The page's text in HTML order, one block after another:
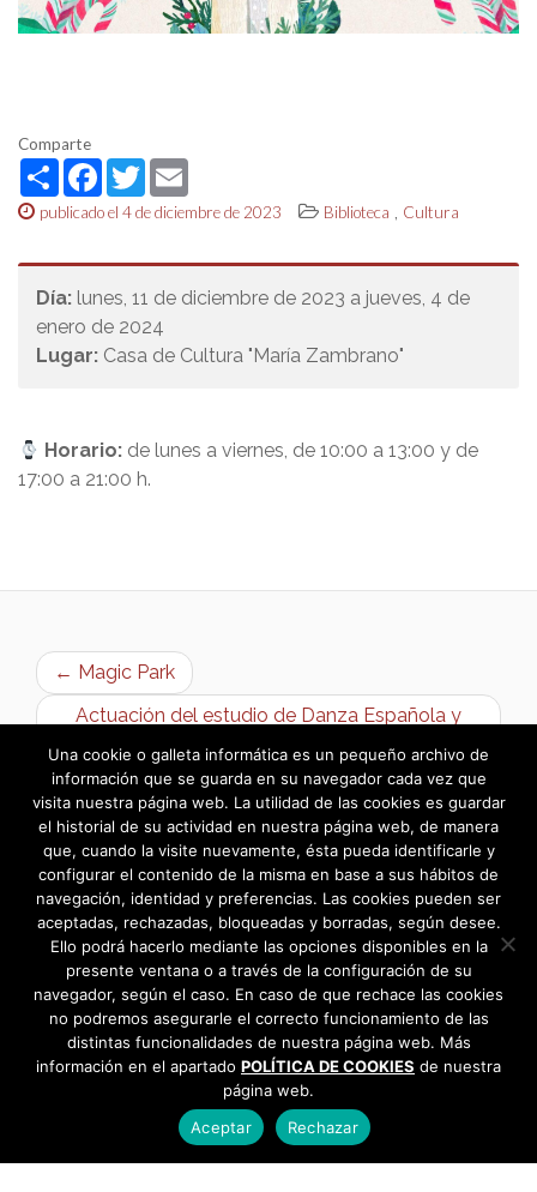
Comparte
ShareFacebook
Twitter
publicado el 4 de diciembre de 2023 Biblioteca , Cultura
Día: lunes, 11 de diciembre de 2023 a jueves, 4 de
enero de 2024
Lugar: Casa de Cultura "María Zambrano"
Horario: de lunes a viernes, de 10:00 a 13:00 y de
17:00 a 21:00 h.
← Magic Park
Actuación del estudio de Danza Española y
Flamenco «Trinidad Giles» →
Una cookie o galleta informática es un pequeño archivo de
información que se guarda en su navegador cada vez que
visita nuestra página web. La utilidad de las cookies es guardar
el historial de su actividad en nuestra página web, de manera
que, cuando la visite nuevamente, ésta pueda identificarle y
configurar el contenido de la misma en base a sus hábitos de
navegación, identidad y preferencias. Las cookies pueden ser
aceptadas, rechazadas, bloqueadas y borradas, según desee.
Ello podrá hacerlo mediante las opciones disponibles en la
presente ventana o a través de la configuración de su
navegador, según el caso. En caso de que rechace las cookies
no podremos asegurarle el correcto funcionamiento de las
distintas funcionalidades de nuestra página web. Más
información en el apartado POLÍTICA DE COOKIES de nuestra
página web.
Aceptar
Rechazar